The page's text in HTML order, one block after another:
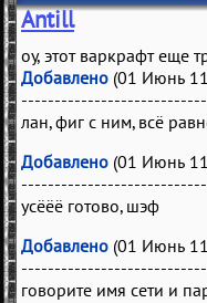
Antill
оу, этот варкрафт еще
Добавлено (01 Июнь
лан, фиг с ним, всё
Добавлено (01 Июнь
усёёё готово, шэф
Добавлено (01 Июнь
говорите имя сети и